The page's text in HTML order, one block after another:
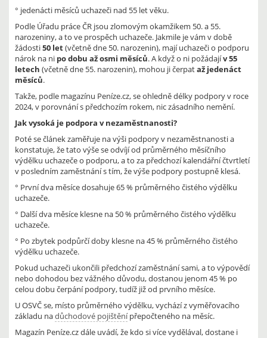
° jedenácti měsíců uchazeči nad 55 let věku.
Podle Úřadu práce ČR jsou zlomovým okamžikem 50. a 55.
narozeniny, a to ve prospěch uchazeče. Jakmile je vám v době
žádosti50 let(včetně dne 50. narozenin), mají uchazeči o podporu
nárok na ni po dobu až osmi měsíců. A když o ni požádajív 55
letech (včetně dne 55. narozenin), mohou ji čerpataž jedenáct
měsíců.
Takže, podle magazínu Peníze.cz, se ohledně délky podpory v roce
2024, v porovnání s předchozím rokem, nic zásadního nemění.
Jak vysoká je podpora v nezaměstnanosti?
Poté se článek zaměřuje na výši podpory v nezaměstnanosti a
konstatuje, že tato výše se odvíjí od průměrného měsíčního
výdělku uchazeče o podporu, a to za předchozí kalendářní čtvrtletí
v posledním zaměstnání s tím, že výše podpory postupně klesá.
° První dva měsíce dosahuje 65 % průměrného čistého výdělku
uchazeče.
° Další dva měsíce klesne na 50 % průměrného čistého výdělku
uchazeče.
° Po zbytek podpůrčí doby klesne na 45 % průměrného čistého
výdělku uchazeče.
Pokud uchazeči ukončili předchozí zaměstnání sami, a to výpovědí
nebo dohodou bez vážného důvodu, dostanou jenom 45 % po
celou dobu čerpání podpory, tudíž již od prvního měsíce.
U OSVČ se, místo průměrného výdělku, vychází z vyměřovacího
základu nadůchodové pojištěnípřepočteného na měsíc.
Magazín Peníze.cz dále uvádí, že kdo si více vydělával, dostane i